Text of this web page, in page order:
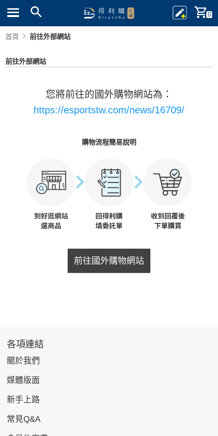
0
首頁 前往外部網站
前往外部網站
您將前往的國外購物網站為：
https://esportstw.com/news/16709/
購物流程簡易說明
前往國外購物網站
各項連結
關於我們
媒體版面
新手上路
常見Q&A